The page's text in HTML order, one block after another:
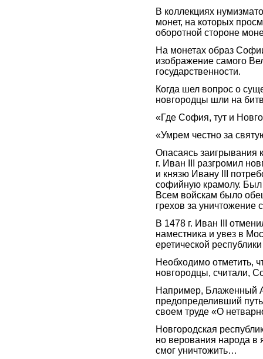
В коллекциях
монет, на которых
оборотной стороне
На монетах образ
изображение самого
государственности.
Когда шел вопрос о
новгородцы шли на
«Где София, тут и
«Умрем честно за
Опасаясь заигрывания
г. Иван III разгромил
и князю Ивану III
софийную крамолу. Был
Всем войскам было
грехов за уничтожение
В 1478 г. Иван III
наместника и увез в
еретической
Необходимо отметить,
новгородцы, считали,
Например, Блаженный
предопределивший
своем труде «О
Новгородская
но верования народа
смог уничтожить…